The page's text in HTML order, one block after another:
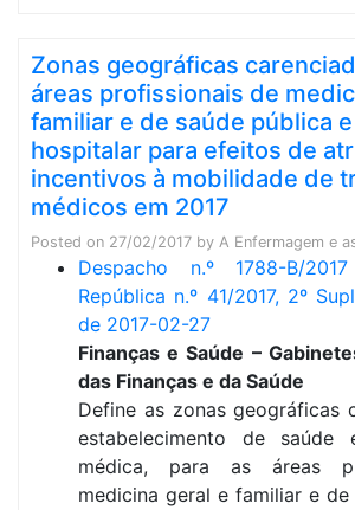
Zonas geográficas
áreas profissionais de
familiar e de saúde pública
hospitalar para efeitos de
incentivos à mobilidade de
médicos em 2017
Posted on 27/02/2017 by A Enfermagem e
Despacho n.º 1788-B/
República n.º 41/2017, 2º
de 2017-02-27
Finanças e Saúde –
das Finanças e da Saúde
Define as zonas geográficas
estabelecimento de saúde
médica, para as áreas
medicina geral e familiar e